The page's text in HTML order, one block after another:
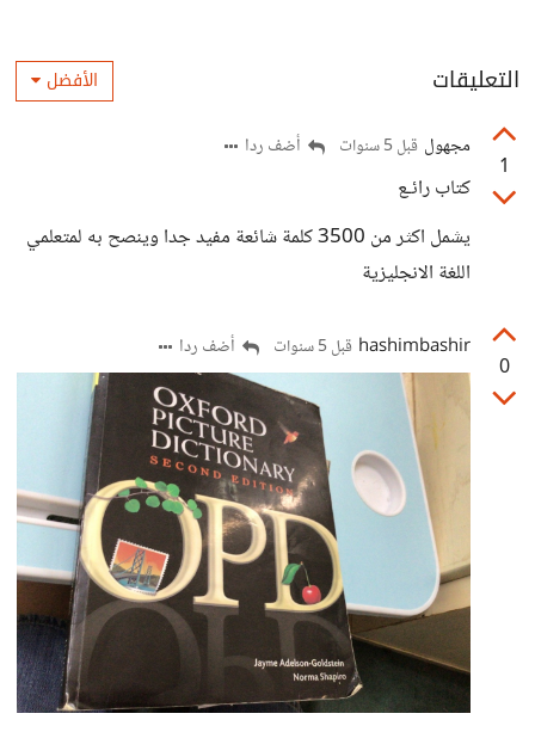
التعليقات الأفضل
1
مجهول قبل 5 سنوات أضف ردا
كتاب رائـع
يشمل اكثر من 3500 كلمة شائعة مفيد جدا وينصح به لمتعلمي
اللغة الانجليزية
0
hashimbashir قبل 5 سنوات أضف ردا